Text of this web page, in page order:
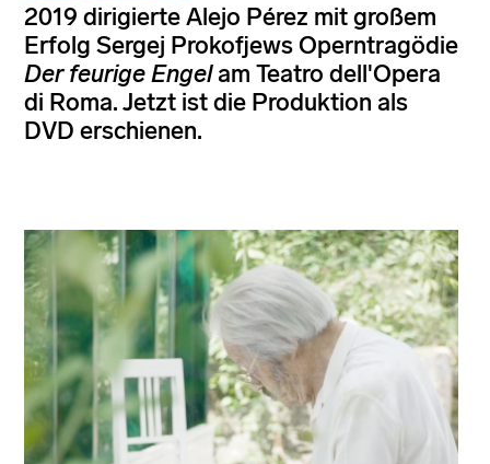
2019 dirigierte Alejo Pérez mit großem
Erfolg Sergej Prokofjews Operntragödie
Der feurige Engelam Teatro dell'Opera
di Roma. Jetzt ist die Produktion als
DVD erschienen.